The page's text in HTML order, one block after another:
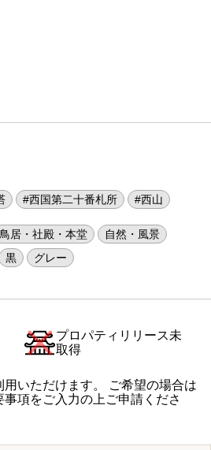
#西国第二十番札所 #西山
鳥居・社殿・本堂
自然・風景
黒 グレー
プロパティリリース未
取得
いただけます。 ご希望の場合は
事項をご入力の上ご申請くださ